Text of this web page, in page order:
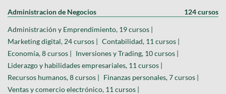
Administracion de Negocios 124 cursos
Administración y Emprendimiento, 19 cursos |
Marketing digital, 24 cursos | Contabilidad, 11 cursos |
Economía, 8 cursos | Inversiones y Trading, 10 cursos |
Liderazgo y habilidades empresariales, 11 cursos |
Recursos humanos, 8 cursos | Finanzas personales, 7 cursos |
Ventas y comercio electrónico, 11 cursos |